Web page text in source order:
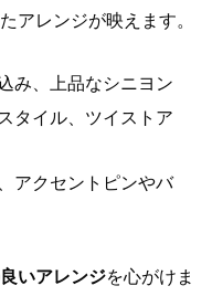
アレンジが映えます。
み、上品なシニヨン
タイル、ツイストア
アクセントピンやバ
いアレンジを心がけま